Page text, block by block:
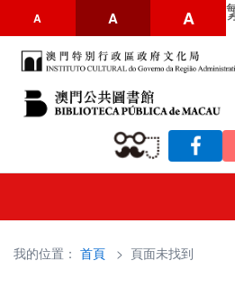
A A A
我的位置： 首頁 > 頁面未找到